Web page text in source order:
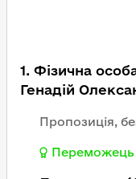
1. Фізична
Генадій
Пропозиція,
Переможець